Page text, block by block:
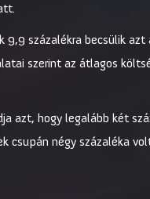
százalékra becsülik
szerint az átlagos
azt, hogy legalább két
csupán négy százaléka